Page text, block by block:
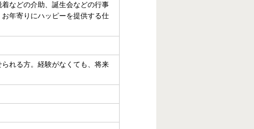
などの介助、誕生会などの行事
年寄りにハッピーを提供する仕
れる方。経験がなくても、将来